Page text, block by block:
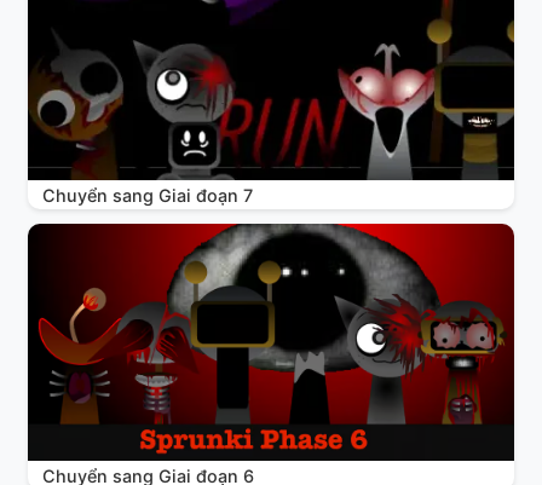
Chuyển sang Giai đoạn 7
Chuyển sang Giai đoạn 6